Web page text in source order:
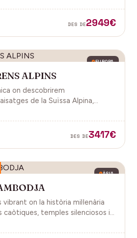
DES DE2949€
EUROPA
ALPINS
on descobrirem
de la Suïssa Alpina,
més!
DES DE3417€
ÀSIA
on la història mil·lenària
caòtiques, temples silenciosos i
un murmuri de selva i pedra